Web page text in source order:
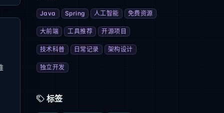
Java Spring 人工智能 免费资源
大前端 工具推荐 开源项目
技术科普 日常记录 架构设计
独立开发
标签